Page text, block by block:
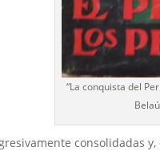
“La conquista del
consolidadas